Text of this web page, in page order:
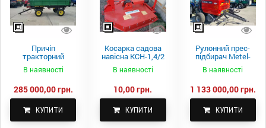
Причіп
тракторний
самоскидний
Spike 2 ПТС-4
В наявності
285 000,00 грн.
КУПИТИ
Косарка садова
навісна КСН-1,4/2
В наявності
10,00 грн.
КУПИТИ
Рулонний прес-
підбирач Metel-
Fach Z 587
В наявності
1 133 000,00 грн.
КУПИТИ